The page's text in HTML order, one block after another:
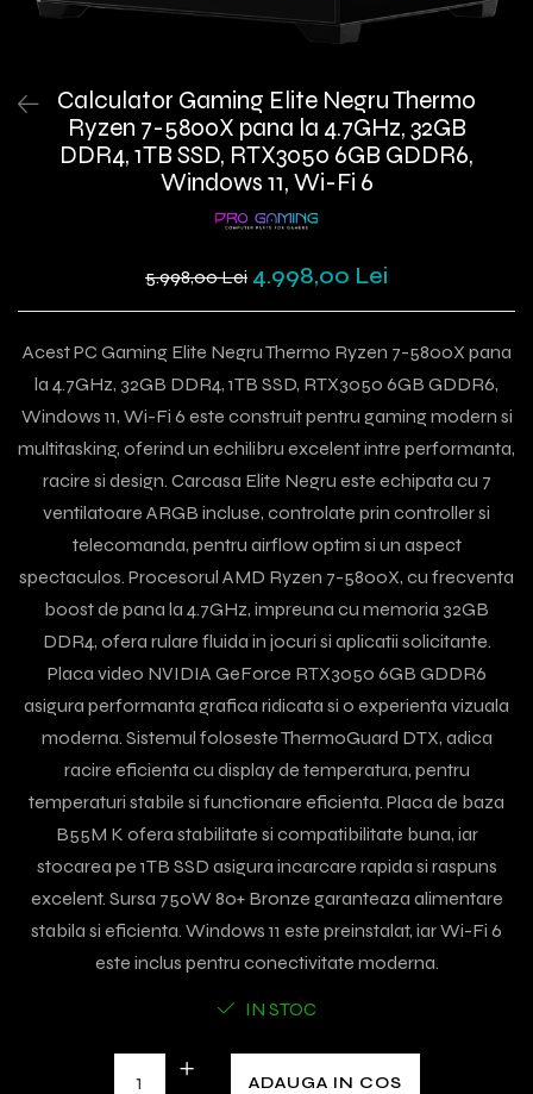
Calculator Gaming Elite Negru Thermo
Ryzen 7-5800X pana la 4.7GHz, 32GB
DDR4, 1TB SSD, RTX3050 6GB GDDR6,
Windows 11, Wi-Fi 6
5.998,00 Lei 4.998,00 Lei
Acest PC Gaming Elite Negru Thermo Ryzen 7-5800X pana
la 4.7GHz, 32GB DDR4, 1TB SSD, RTX3050 6GB GDDR6,
Windows 11, Wi-Fi 6 este construit pentru gaming modern si
multitasking, oferind un echilibru excelent intre performanta,
racire si design. Carcasa Elite Negru este echipata cu 7
ventilatoare ARGB incluse, controlate prin controller si
telecomanda, pentru airflow optim si un aspect
spectaculos. Procesorul AMD Ryzen 7-5800X, cu frecventa
boost de pana la 4.7GHz, impreuna cu memoria 32GB
DDR4, ofera rulare fluida in jocuri si aplicatii solicitante.
Placa video NVIDIA GeForce RTX3050 6GB GDDR6
asigura performanta grafica ridicata si o experienta vizuala
moderna. Sistemul foloseste ThermoGuard DTX, adica
racire eficienta cu display de temperatura, pentru
temperaturi stabile si functionare eficienta. Placa de baza
B55M K ofera stabilitate si compatibilitate buna, iar
stocarea pe 1TB SSD asigura incarcare rapida si raspuns
excelent. Sursa 750W 80+ Bronze garanteaza alimentare
stabila si eficienta. Windows 11 este preinstalat, iar Wi-Fi 6
este inclus pentru conectivitate moderna.
IN STOC
ADAUGA IN COS